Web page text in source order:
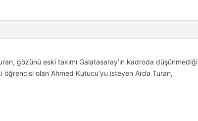
gözünü eski takımı Galatasaray’ın kadroda düşünmediği
öğrencisi olan Ahmed Kutucu’yu isteyen Arda Turan,